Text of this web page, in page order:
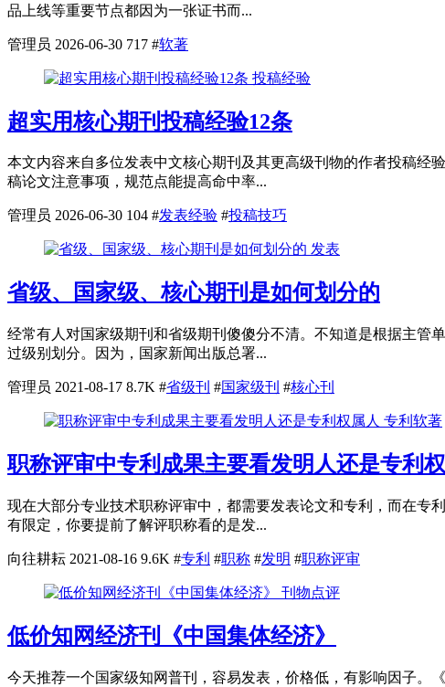
品上线等重要节点都因为一张证书而...
管理员 2026-06-30 717 #软著
投稿经验
超实用核心期刊投稿经验12条
本文内容来自多位发表中文核心期刊及其更高级刊物的作者投稿经
稿论文注意事项，规范点能提高命中率...
管理员 2026-06-30 104 #发表经验 #投稿技巧
发表
省级、国家级、核心期刊是如何划分的
经常有人对国家级期刊和省级期刊傻傻分不清。不知道是根据主管
过级别划分。因为，国家新闻出版总署...
管理员 2021-08-17 8.7K #省级刊 #国家级刊 #核心刊
专利软著
职称评审中专利成果主要看发明人还是专利
现在大部分专业技术职称评审中，都需要发表论文和专利，而在专
有限定，你要提前了解评职称看的是发...
向往耕耘 2021-08-16 9.6K #专利 #职称 #发明 #职称评审
刊物点评
低价知网经济刊《中国集体经济》
今天推荐一个国家级知网普刊，容易发表，价格低，有影响因子。